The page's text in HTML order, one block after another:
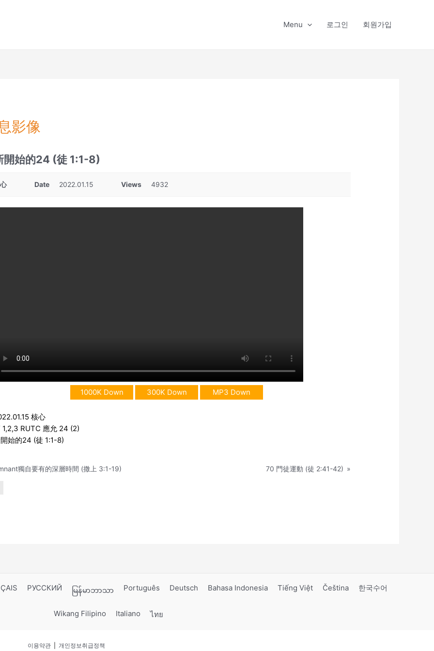
Menu 로그인 회원가입
影像
開始的24 (徒 1:1-8)
Date 2022.01.15 Views 4932
1000K Down 300K Down MP3 Down
核心
1,2,3 RUTC 應允 24 (2)
始的24 (徒 1:1-8)
獨自要有的深層時間 (撒上 3:1-19) 70 門徒運動 (徒 2:41-42) »
РУССКИЙ မြန်မာဘာသာ Português Deutsch Bahasa Indonesia Tiếng Việt Čeština 한국수어
Wikang Filipino Italiano ไทย
이용약관 개인정보취급정책